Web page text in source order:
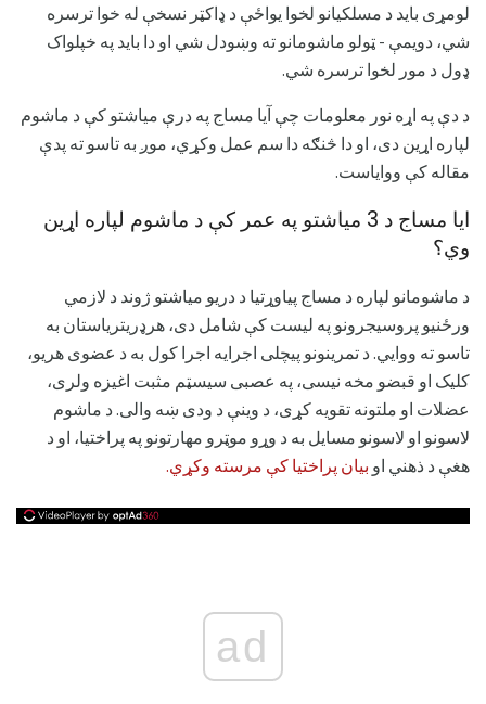
لومړی باید د مسلکیانو لخوا یواځې د ډاکټر نسخې له خوا ترسره
شي، دویمې - ټولو ماشومانو ته وښودل شي او دا باید په خپلواک
ډول د مور لخوا ترسره شي.
د دې په اړه نور معلومات چې آیا مساج په درې میاشتو کې د ماشوم
لپاره اړین دی، او دا څنګه دا سم عمل وکړي، موږ به تاسو ته پدې
مقاله کې ووایاست.
ایا مساج د 3 میاشتو په عمر کې د ماشوم لپاره اړین
وي؟
د ماشومانو لپاره د مساج پیاوړتیا د دریو میاشتو ژوند د لازمي
ورځنیو پروسیجرونو په لیست کې شامل دی، هرډریتریاستان به
تاسو ته ووايي. د تمرینونو پیچلی اجرایه اجرا کول به د عضوی هریو،
کلیک او قبضو مخه نیسی، په عصبی سیسټم مثبت اغیزه ولری،
عضلات او ملتونه تقویه کړی، د وینې د ودی ښه والی. د ماشوم
لاسونو او لاسونو مسایل به د وړو موټرو مهارتونو په پراختیا، او د
هغې د ذهني او بیان پراختیا کې مرسته وکړي.
ad